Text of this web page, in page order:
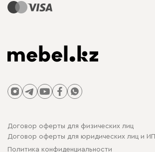
Договор оферты для физических лиц
Договор оферты для юридических лиц и ИП
Политика конфиденциальности